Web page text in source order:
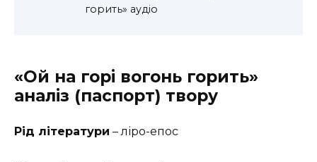
горить» аудіо
«Ой на горі вогонь горить»
аналіз (паспорт) твору
Рід літератури – ліро-епос